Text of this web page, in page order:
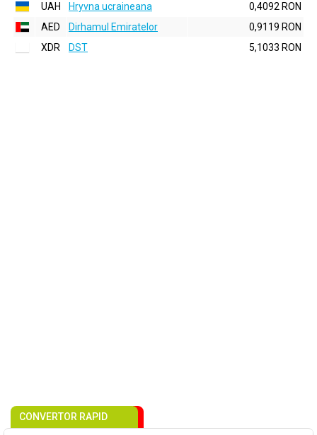
UAH
Hryvna ucraineana
0,4092 RON
AED
Dirhamul Emiratelor
0,9119 RON
XDR
DST 5,1033 RON
CONVERTOR RAPID